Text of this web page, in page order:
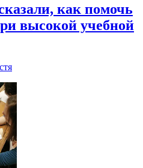
как помочь
высокой учебной